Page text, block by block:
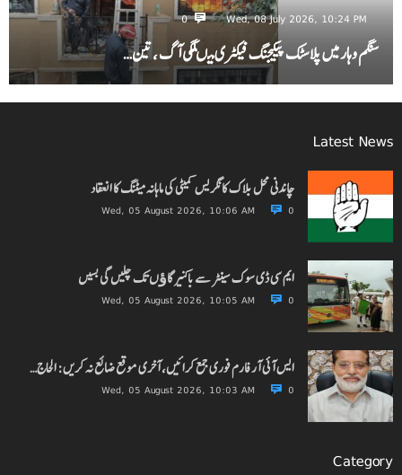
Wed, 08 July 2026, 10:24 PM
0
سنگم وہار میں پلاسٹک پیکیجنگ فیکٹری میںلگی آگ ، تین…
Latest News
چاندنی محل بلاک کانگریس کمیٹی کی ماہانہ میٹنگ کا انعقاد
Wed, 05 August 2026, 10:06 AM 0
ایم سی ڈی سوک سینٹر سے باکنیر گاﺅں تک چلیں گی بسیں
Wed, 05 August 2026, 10:05 AM 0
ایس آئی آر فارم فوری جمع کرائیں، آخری موقع ضائع نہ کریں: الحاج…
Wed, 05 August 2026, 10:03 AM 0
Category